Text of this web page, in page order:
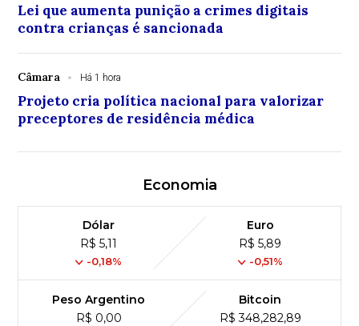
Lei que aumenta punição a crimes digitais
contra crianças é sancionada
Câmara Há 1 hora
Projeto cria política nacional para valorizar
preceptores de residência médica
Economia
Dólar
R$ 5,11
-0,18%
Euro
R$ 5,89
-0,51%
Peso Argentino
R$ 0,00
Bitcoin
R$ 348,282,89